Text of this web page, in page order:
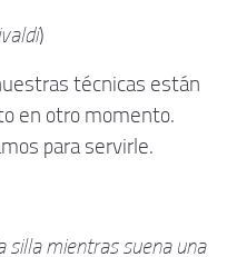
)
técnicas están
en otro momento.
para servirle.
silla mientras suena una